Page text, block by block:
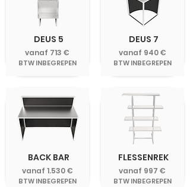
DEUS 5
vanaf 713 €
BTW INBEGREPEN
BACK BAR
vanaf 1.530 €
BTW INBEGREPEN
DEUS 7
vanaf 940 €
BTW INBEGREPEN
FLESSENREK
vanaf 997 €
BTW INBEGREPEN